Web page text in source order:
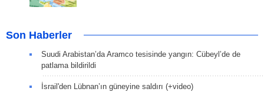
Son Haberler
Suudi Arabistan’da Aramco tesisinde yangın: Cübeyl’de de
patlama bildirildi
İsrail'den Lübnan’ın güneyine saldırı (+video)